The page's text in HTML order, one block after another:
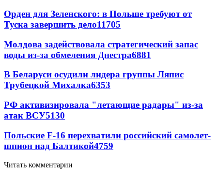
Орден для Зеленского: в Польше требуют от
Туска завершить дело11705
Молдова задействовала стратегический запас
воды из-за обмеления Днестра6881
В Беларуси осудили лидера группы Ляпис
Трубецкой Михалка6353
РФ активизировала "летающие радары" из-за
атак ВСУ5130
Польские F-16 перехватили российский самолет-
шпион над Балтикой4759
Читать комментарии